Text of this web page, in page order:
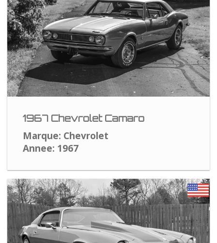
1967 Chevrolet Camaro
Marque: Chevrolet
Annee: 1967